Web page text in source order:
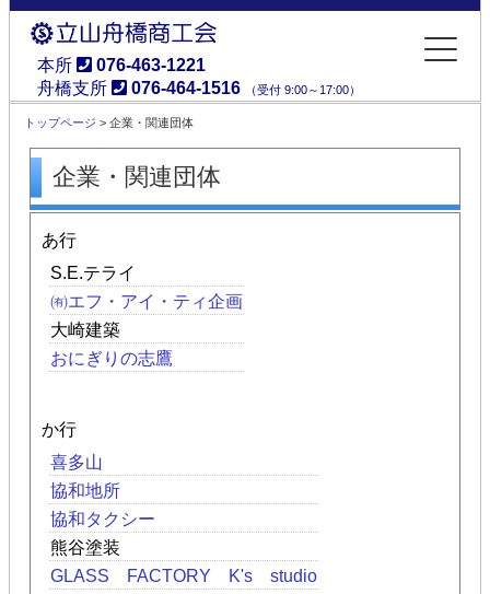
立山舟橋商工会
本所
076-463-1221
舟橋支所
076-464-1516 （受付 9:00～17:00）
トップページ > 企業・関連団体
企業・関連団体
あ行
S.E.テライ
㈲エフ・アイ・ティ企画
大崎建築
おにぎりの志鷹
か行
喜多山
協和地所
協和タクシー
熊谷塗装
GLASS FACTORY K's studio